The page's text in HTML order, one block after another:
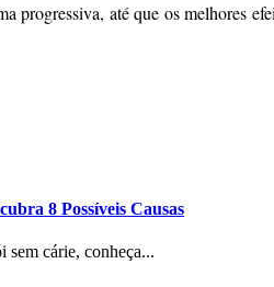
progressiva, até que os melhores
8 Possíveis Causas
sem cárie, conheça...